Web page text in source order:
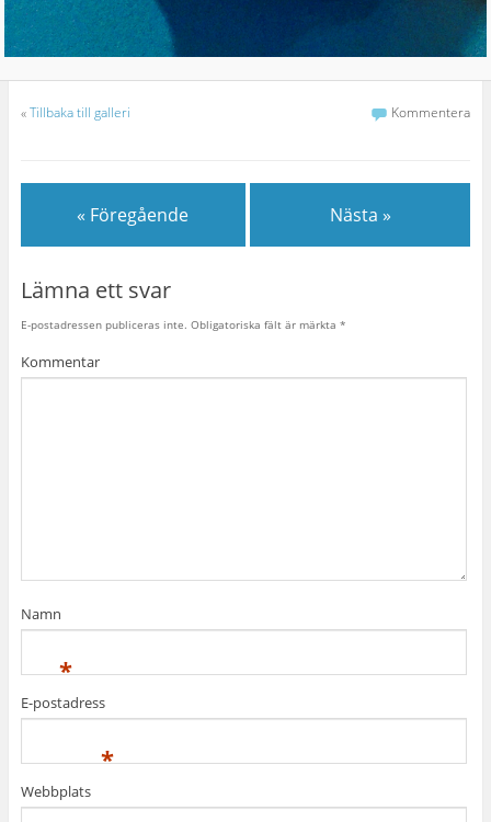
«Tillbaka till galleri Kommentera
« Föregående Nästa »
Lämna ett svar
E-postadressen publiceras inte. Obligatoriska fält är märkta *
Kommentar
Namn
*
E-postadress
*
Webbplats